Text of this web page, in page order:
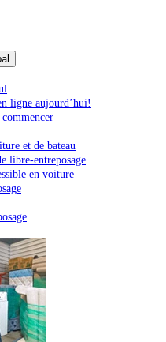
ligne aujourd’hui!
et de bateau
libre-entreposage
en voiture